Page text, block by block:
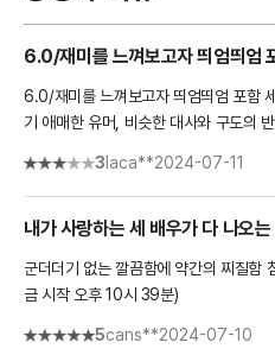
6.0/재미를 느껴보고자 띄엄띄엄 포함
기 애매한 유머, 비슷한 대사와 구도의
3 laca**2024-07-11
내가 사랑하는 세 배우가 다 나오
군더더기 없는 깔끔함에 약간의 찌질함
금 시작 오후 10시 39분)
5cans**2024-07-10